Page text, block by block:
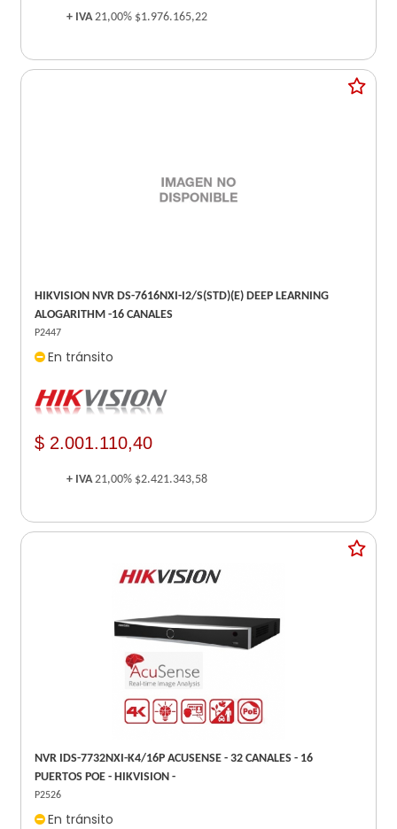
+ IVA21,00% $1.976.165,22
HIKVISION NVR DS-7616NXI-I2/S(STD)(E) DEEP LEARNING
ALOGARITHM -16 CANALES
P2447
En tránsito
$ 2.001.110,40
+ IVA21,00% $2.421.343,58
NVR IDS-7732NXI-K4/16P ACUSENSE - 32 CANALES - 16
PUERTOS POE - HIKVISION -
P2526
En tránsito